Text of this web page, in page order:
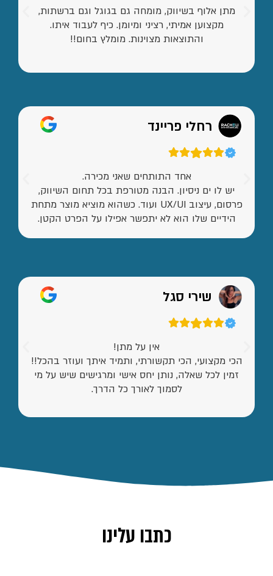
מתן אלוף בשיווק, מומחה גם בגוגל וגם ברשתות,
מקצוען אמיתי, רציני ומיומן. כיף לעבוד איתו.
והתוצאות מצוינות. מומלץ בחום!!
רחלי פריינד
אחד התותחים שאני מכירה.
יש לו ים ניסיון. הבנה מטורפת בכל תחום השיווק,
פרסום, עיצוב UX/UI ועוד. כשהוא מוציא מוצר מתחת
הידיים שלו הוא לא יתפשר אפילו על הפרט הקטן.
שירי סגל
אין על מתן!
הכי מקצועי, הכי תקשורתי, ותמיד איתך ועוזר בהכל!!
זמין לכל שאלה, נותן יחס אישי ומרגישים שיש על מי
לסמוך לאורך כל הדרך.
כתבו עלינו